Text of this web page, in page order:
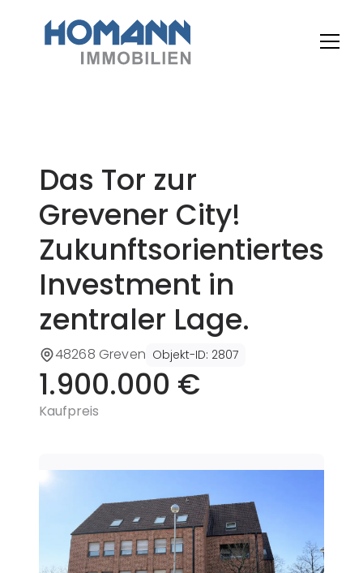
Das Tor zur
Grevener City!
Zukunftsorientiertes
Investment in
zentraler Lage.
48268 Greven Objekt-ID: 2807
1.900.000 €
Kaufpreis